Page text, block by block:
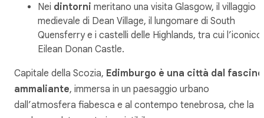
Nei dintorni meritano una visita Glasgow, il villaggio
medievale di Dean Village, il lungomare di South
Quensferry e i castelli delle Highlands, tra cui l’iconico
Eilean Donan Castle.
Capitale della Scozia, Edimburgo è una città dal fascino
ammaliante, immersa in un paesaggio urbano
dall’atmosfera fiabesca e al contempo tenebrosa, che la